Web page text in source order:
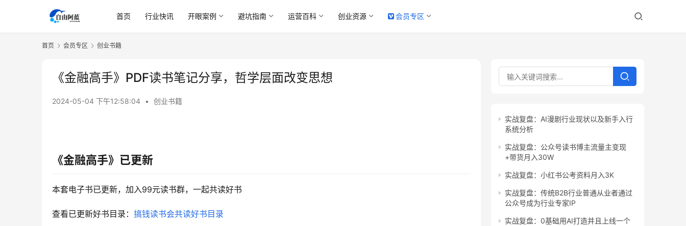
首页 行业快讯 开眼案例 避坑指南 运营百科 创业资源 会员专区
首页 会员专区 创业书籍
《金融高手》PDF读书笔记分享，哲学层面改变思想
2024-05-04 下午12:58:04 • 创业书籍
《金融高手》 已更新
本套电子书已更新，加入99元读书群，一起共读好书
查看已更新好书目录： 搞钱读书会共读好书目录
实战复盘：AI漫剧行业现状以及新手入行
系统分析
实战复盘：公众号读书博主流量主变现
+带货月入30W
实战复盘：小红书公考资料月入3K
实战复盘：传统B2B行业普通从业者通过
公众号成为行业专家IP
实战复盘：0基础用AI打造并且上线一个